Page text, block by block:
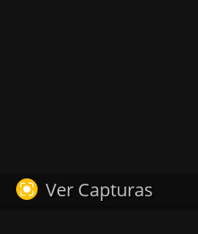
Ver Capturas